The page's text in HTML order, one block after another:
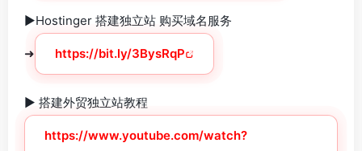
►Hostinger 搭建独立站 购买域名服务
➜ https://bit.ly/3BysRqP
► 搭建外贸独立站教程
https://www.youtube.com/watch?